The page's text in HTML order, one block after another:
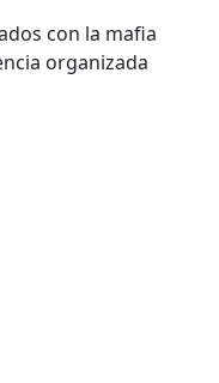
con la mafia
organizada